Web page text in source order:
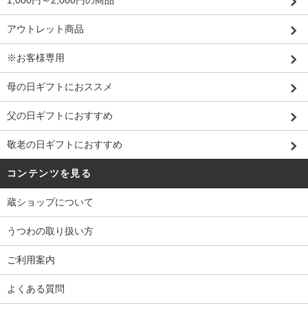
アウトレット商品
※お客様専用
母の日ギフトにおススメ
父の日ギフトにおすすめ
敬老の日ギフトにおすすめ
コンテンツを見る
蔵ショップについて
うつわの取り扱い方
ご利用案内
よくある質問